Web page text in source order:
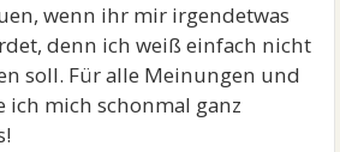
wenn ihr mir irgendetwas
denn ich weiß einfach nicht
soll. Für alle Meinungen und
ich mich schonmal ganz